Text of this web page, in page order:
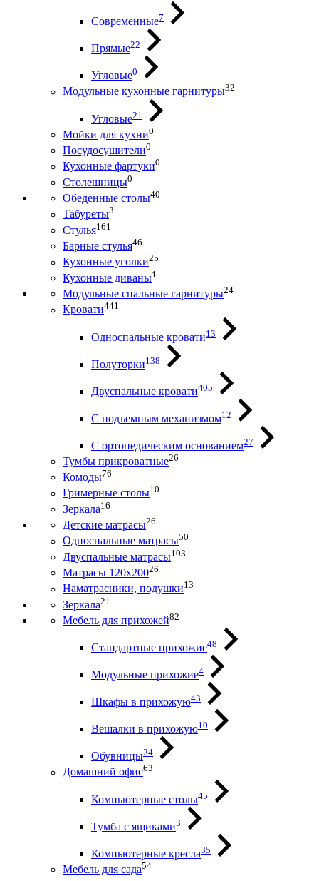
Современные7
Прямые22
Угловые0
Модульные кухонные гарнитуры32
Угловые21
Мойки для кухни0
Посудосушители0
Кухонные фартуки0
Столешницы0
Обеденные столы40
Табуреты3
Стулья161
Барные стулья46
Кухонные уголки25
Кухонные диваны1
Модульные спальные гарнитуры24
Кровати441
Односпальные кровати13
Полуторки138
Двуспальные кровати405
С подъемным механизмом12
С ортопедическим основанием27
Тумбы прикроватные26
Комоды76
Гримерные столы10
Зеркала16
Детские матрасы26
Односпальные матрасы50
Двуспальные матрасы103
Матрасы 120х20026
Наматрасники, подушки13
Зеркала21
Мебель для прихожей82
Стандартные прихожие48
Модульные прихожие4
Шкафы в прихожую43
Вешалки в прихожую10
Обувницы24
Домашний офис63
Компьютерные столы45
Тумба с ящиками3
Компьютерные кресла35
Мебель для сада54